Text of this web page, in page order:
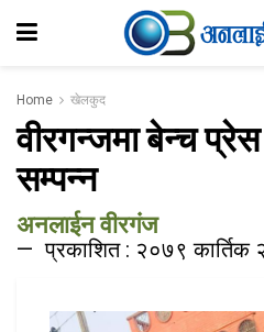
Home खेलकुद
वीरगन्जमा बेन्च प्रेस
सम्पन्न
अनलाईन वीरगंज
प्रकाशित : २०७९ कार्तिक